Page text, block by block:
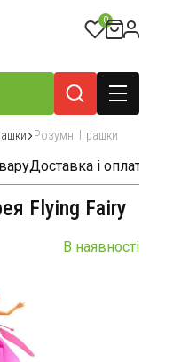
0
Розумні Іграшки
Доставка і оплата
Flying Fairy
В наявності